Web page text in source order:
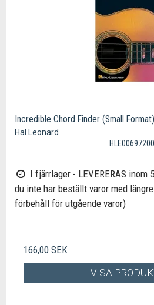
Incredible Chord Finder (Small Format)
Hal Leonard
HLE00697200
I fjärrlager - LEVERERAS inom
du inte har beställt varor med
förbehåll för utgående varor)
166,00 SEK
VISA